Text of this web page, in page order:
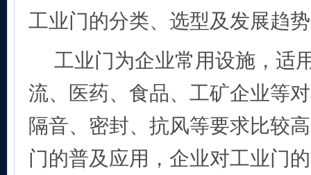
工业门的分类、选型及发展趋
工业门为企业常用设施，适
流、医药、食品、工矿企业等
隔音、密封、抗风等要求比较
门的普及应用，企业对工业门